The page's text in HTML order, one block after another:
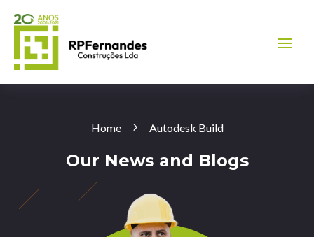
Home Autodesk Build
Our News and Blogs